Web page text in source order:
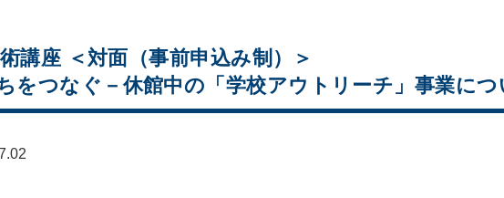
講座 ＜対面（事前申込み制）＞
をつなぐ－休館中の「学校アウトリーチ」事業に